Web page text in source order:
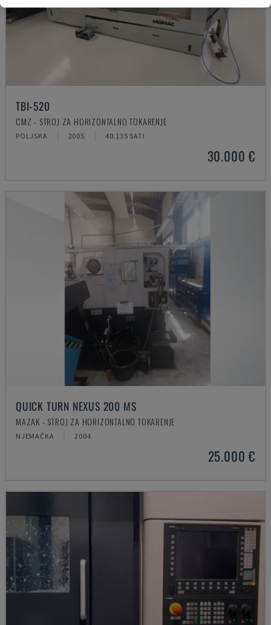
TBI-520
CMZ - STROJ ZA HORIZONTALNO TOKARENJE
POLJSKA 2005 40.135 SATI
30.000 €
QUICK TURN NEXUS 200 MS
MAZAK - STROJ ZA HORIZONTALNO TOKARENJE
NJEMAČKA 2004
25.000 €